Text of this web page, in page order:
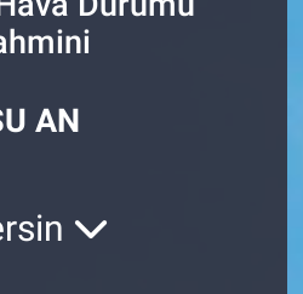
AN